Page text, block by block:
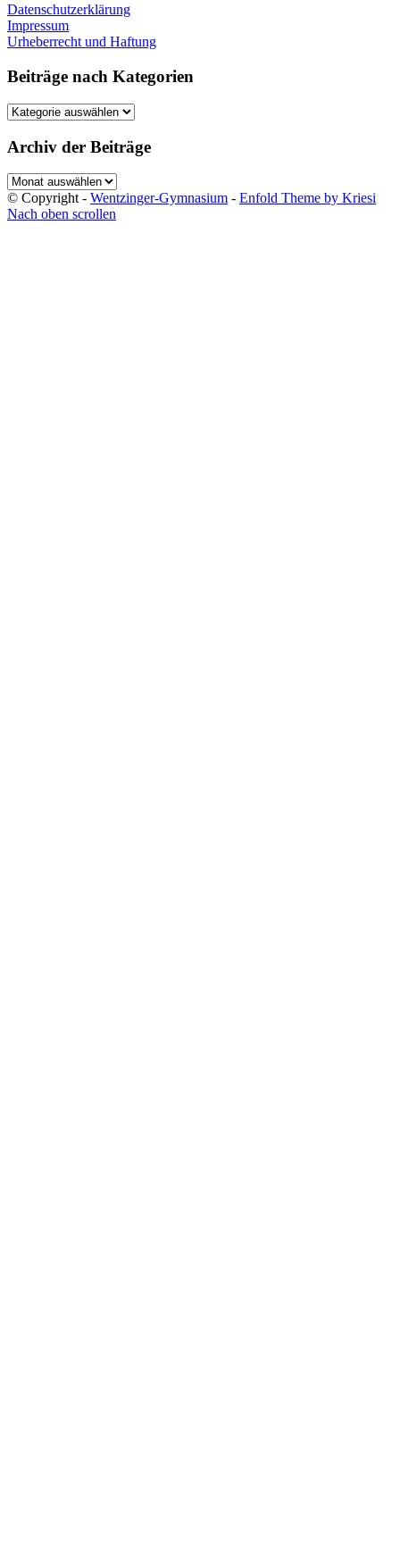
Datenschutzerklärung
Impressum
Urheberrecht und Haftung
Beiträge nach Kategorien
Beiträge
Kategorien
Archiv der Beiträge
Archiv
der
Beiträge
© Copyright - Wentzinger-Gymnasium - Enfold Theme by Kriesi
Nach oben scrollen